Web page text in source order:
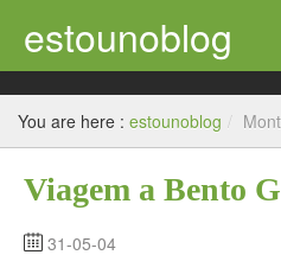
estounoblog
Uncategorized
Bélgica
França – Paris
Suiça – Genève
You are here : estounoblog /
Viagem a Bento
31-05-04